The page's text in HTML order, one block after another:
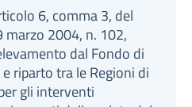
6, comma 3, del
2004, n. 102,
dal Fondo di
riparto tra le Regioni di
gli interventi